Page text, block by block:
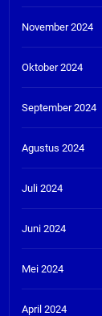
November 2024
Oktober 2024
September 2024
Agustus 2024
Juli 2024
Juni 2024
Mei 2024
April 2024